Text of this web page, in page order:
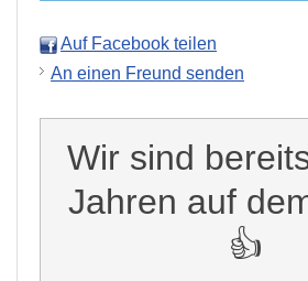
Auf Facebook teilen
An einen Freund senden
Wir sind
Jahren auf
👍